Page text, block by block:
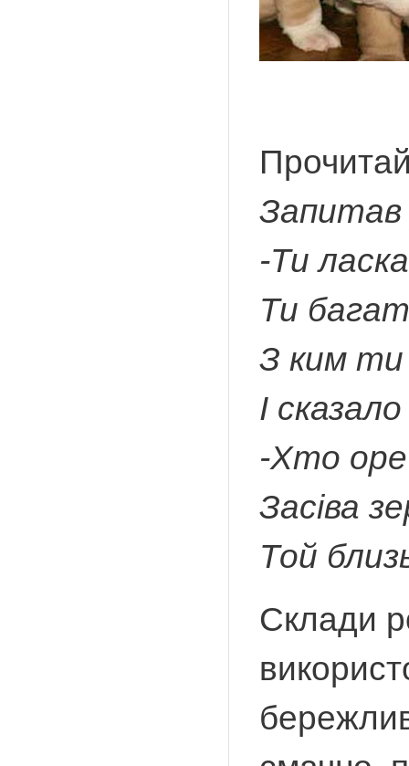
Запитав
-Ти
Ти
З ким ти
І
-Хто оре
Засіва
Той
Склади